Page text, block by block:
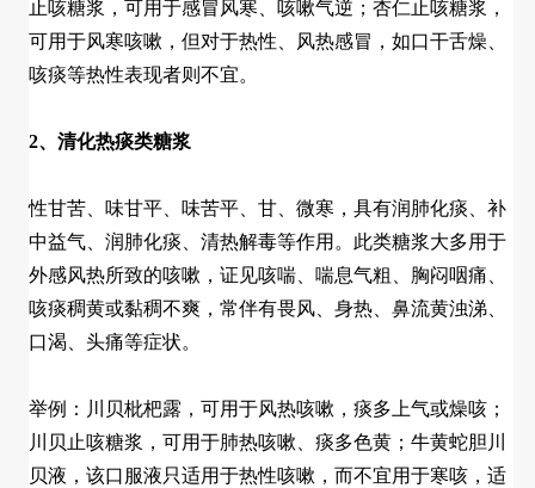
止咳糖浆，可用于感冒风寒、咳嗽气逆；杏仁止咳糖浆，
可用于风寒咳嗽，但对于热性、风热感冒，如口干舌燥、
咳痰等热性表现者则不宜。
2、清化热痰类糖浆
性甘苦、味甘平、味苦平、甘、微寒，具有润肺化痰、补
中益气、润肺化痰、清热解毒等作用。此类糖浆大多用于
外感风热所致的咳嗽，证见咳喘、喘息气粗、胸闷咽痛、
咳痰稠黄或黏稠不爽，常伴有畏风、身热、鼻流黄浊涕、
口渴、头痛等症状。
举例：川贝枇杷露，可用于风热咳嗽，痰多上气或燥咳；
川贝止咳糖浆，可用于肺热咳嗽、痰多色黄；牛黄蛇胆川
贝液，该口服液只适用于热性咳嗽，而不宜用于寒咳，适